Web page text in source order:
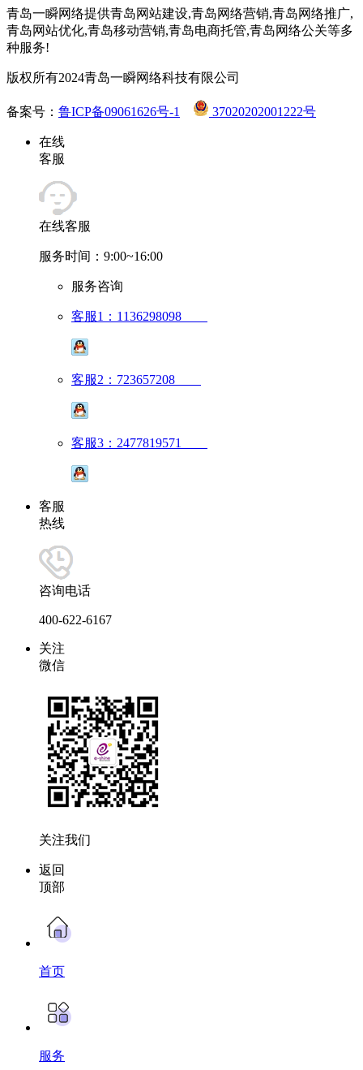
青岛一瞬网络提供青岛网站建设,青岛网络营销,青岛网络推广,
青岛网站优化,青岛移动营销,青岛电商托管,青岛网络公关等多
种服务!
版权所有2024青岛一瞬网络科技有限公司
备案号： 鲁ICP备09061626号-1 37020202001222号
在线
客服
在线客服
服务时间：9:00~16:00
服务咨询
客服1：1136298098
客服2：723657208
客服3：2477819571
客服
热线
咨询电话
400-622-6167
关注
微信
关注我们
返回
顶部
首页
服务